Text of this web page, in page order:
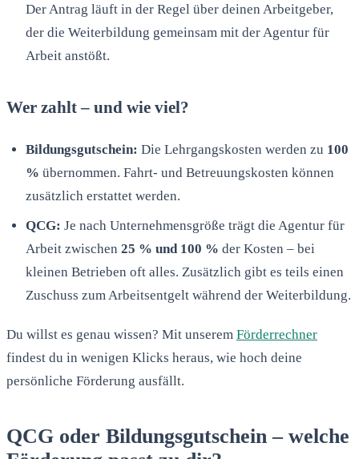
Der Antrag läuft in der Regel über deinen Arbeitgeber,
der die Weiterbildung gemeinsam mit der Agentur für
Arbeit anstößt.
Wer zahlt – und wie viel?
Bildungsgutschein: Die Lehrgangskosten werden zu 100
% übernommen. Fahrt- und Betreuungskosten können
zusätzlich erstattet werden.
QCG: Je nach Unternehmensgröße trägt die Agentur für
Arbeit zwischen 25 % und 100 % der Kosten – bei
kleinen Betrieben oft alles. Zusätzlich gibt es teils einen
Zuschuss zum Arbeitsentgelt während der Weiterbildung.
Du willst es genau wissen? Mit unserem Förderrechner
findest du in wenigen Klicks heraus, wie hoch deine
persönliche Förderung ausfällt.
QCG oder Bildungsgutschein – welche